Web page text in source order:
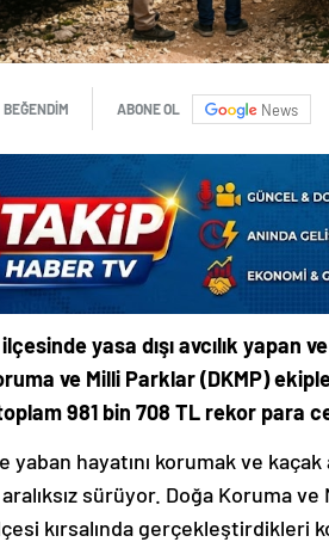
BEĞENDİM ABONE OL News
yasa dışı avcılık
ve Milli Parklar (DKMP)
981 bin 708 TL rekor para
yaban hayatını korumak ve
aralıksız sürüyor. Doğa Koruma
kırsalında